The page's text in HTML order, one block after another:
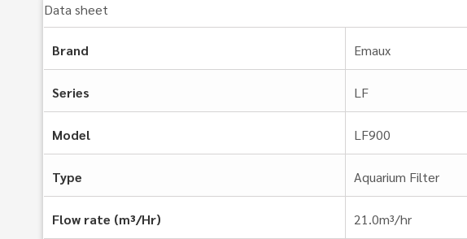
Data sheet
Brand Emaux
Series LF
Model LF900
Type Aquarium Filter
Flow rate (m³/Hr) 21.0m³/hr